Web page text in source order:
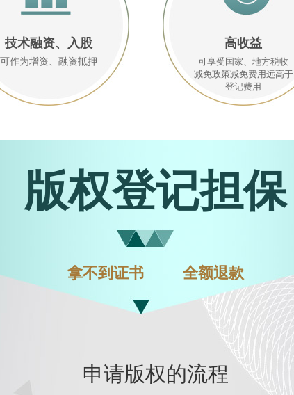
技术融资、入股
可作为增资、融资抵押
高收益
可享受国家、地方税收
减免政策减免费用远高于
登记费用
版权登记担保
拿不到证书 全额退款
申请版权的流程